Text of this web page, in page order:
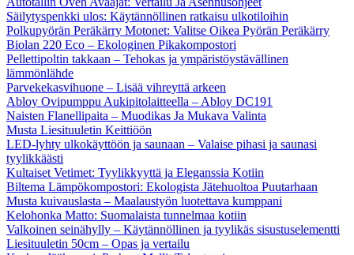
Säilytyspenkki ulos: Käytännöllinen ratkaisu ulkotiloihin
Polkupyörän Peräkärry Motonet: Valitse Oikea Pyörän Peräkärry
Biolan 220 Eco – Ekologinen Pikakompostori
Pellettipoltin takkaan – Tehokas ja ympäristöystävällinen
lämmönlähde
Parvekekasvihuone – Lisää vihreyttä arkeen
Abloy Ovipumppu Aukipitolaitteella – Abloy DC191
Naisten Flanellipaita – Muodikas Ja Mukava Valinta
Musta Liesituuletin Keittiöön
LED-lyhty ulkokäyttöön ja saunaan – Valaise pihasi ja saunasi
tyylikkäästi
Kultaiset Vetimet: Tyylikkyyttä ja Eleganssia Kotiin
Biltema Lämpökompostori: Ekologista Jätehuoltoa Puutarhaan
Musta kuivauslasta – Maalaustyön luotettava kumppani
Kelohonka Matto: Suomalaista tunnelmaa kotiin
Valkoinen seinähylly – Käytännöllinen ja tyylikäs sisustuselementti
Liesituuletin 50cm – Opas ja vertailu